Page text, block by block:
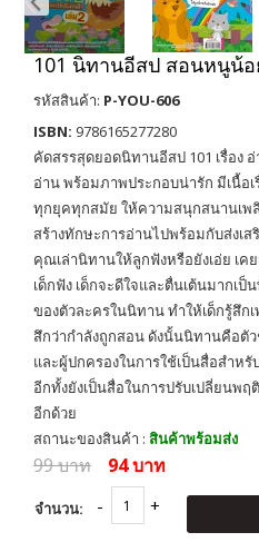
101 นิทานอีสป สอนหนูน้อ
รหัสสินค้า: P-YOU-606
ISBN: 9786165277280
คัดสรรสุดยอดนิทานอีสป 101 เรื่อง
อ่าน พร้อมภาพประกอบน่ารัก มีเนื้อ
ทุกยุคทุกสมัย ให้ความสนุกสนานเพ
สร้างทักษะการอ่านไปพร้อมกับส่งเ
คุณเล่านิทานให้ลูกฟังหรือยังเอ่ย เค
เด็กฟัง เด็กจะดีใจและตื่นเต้นมากเป็
ของตัวละครในนิทาน ทำให้เด็กรู้สึ
สึกว่ากำลังถูกสอน ดังนั้นนิทานคือ
และผู้ปกครองในการใช้เป็นสื่อสำห
อีกทั้งยังเป็นสื่อในการปรับเปลี่ยนพ
อีกด้วย
สถานะของสินค้า : สินค้าพร้อมส่ง
99 บาท 94 บาท
จำนวน: